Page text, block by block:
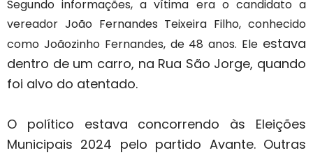
Segundo informações, a vítima era o candidato a
vereador João Fernandes Teixeira Filho, conhecido
como Joãozinho Fernandes, de 48 anos. Ele estava
dentro de um carro, na Rua São Jorge, quando
foi alvo do atentado.
O político estava concorrendo às Eleições
Municipais 2024 pelo partido Avante. Outras